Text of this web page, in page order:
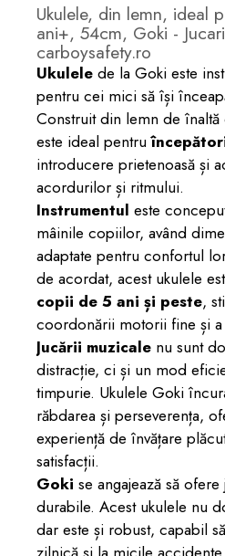
Ukulele, din lemn, ideal
ani+, 54cm, Goki -
carboysafety.ro
Ukulele de la Goki este
pentru cei mici să își
Construit din lemn de înaltă
este ideal pentru
introducere prietenoasă și
acordurilor și ritmului.
Instrumentul este
mâinile copiilor, având
adaptate pentru confortul
de acordat, acest ukulele
copii de 5 ani și peste,
coordonării motorii fine și a
Jucării muzicale nu sunt
distracție, ci și un mod
timpurie. Ukulele Goki
răbdarea și perseverența,
experiență de învățare
satisfacții.
Goki se angajează să
durabile. Acest ukulele nu
dar este și robust, capabil